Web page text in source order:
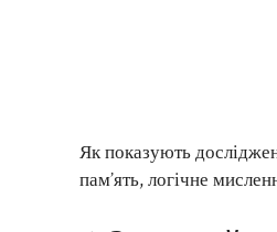
Як показують
пам’ять, логічне